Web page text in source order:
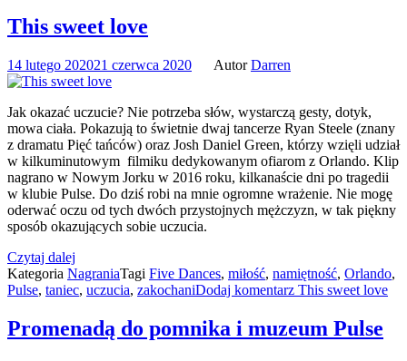
This sweet love
14 lutego 202021 czerwca 2020 AutorDarren
Jak okazać uczucie? Nie potrzeba słów, wystarczą gesty, dotyk,
mowa ciała. Pokazują to świetnie dwaj tancerze Ryan Steele (znany
z dramatu Pięć tańców) oraz Josh Daniel Green, którzy wzięli udział
w kilkuminutowym filmiku dedykowanym ofiarom z Orlando. Klip
nagrano w Nowym Jorku w 2016 roku, kilkanaście dni po tragedii
w klubie Pulse. Do dziś robi na mnie ogromne wrażenie. Nie mogę
oderwać oczu od tych dwóch przystojnych mężczyzn, w tak piękny
sposób okazujących sobie uczucia.
Czytaj dalej
Kategoria NagraniaTagi Five Dances, miłość, namiętność, Orlando,
Pulse, taniec, uczucia, zakochaniDodaj komentarz This sweet love
Promenadą do pomnika i muzeum Pulse